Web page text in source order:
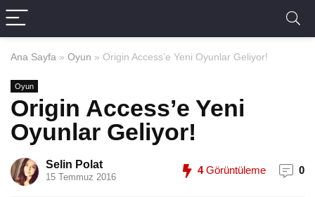
Ana Sayfa » Oyun » Origin Access’e Yeni Oyunlar Geliyor!
Oyun
Origin Access’e Yeni
Oyunlar Geliyor!
Selin Polat
15 Temmuz 2016
4Görüntüleme 0